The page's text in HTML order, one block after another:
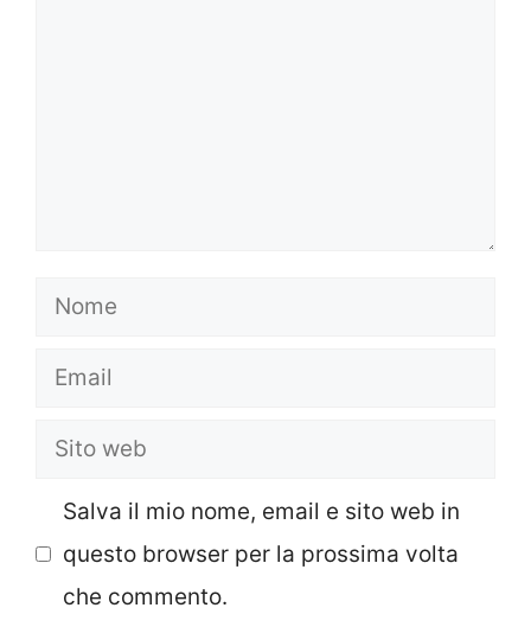
Nome
Email
Sito
Salva il mio nome, email e sito web in
questo browser per la prossima volta
che commento.